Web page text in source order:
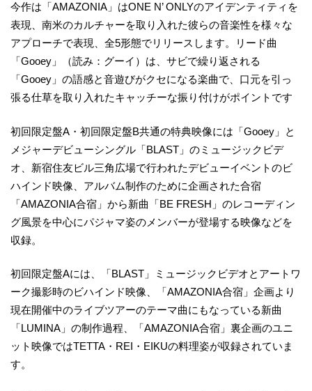
今作は「AMAZONIA」はONE N’ ONLYのアイデンティティを
表現、南米のカルチャーを取り入れた彼らの音楽性を様々な
アプローチで表現、全5形態でリリースします。リード曲
「Gooey」（読み：グーイ）は、サビで繰り返される
「Gooey」の語感と音遊びがクセになる楽曲で、口元を引っ
張る仕草を取り入れたキャッチーな振り付けがポイントです
初回限定盤A・初回限定盤B共通の特典映像には「Gooey」と
メジャーデビューシングル「BLAST」のミュージックビデ
オ、新宿住友ビル三角広場で行われたデビューイベントのビ
ハインド映像、アルバム制作のために企画された合宿
「AMAZONIA合宿」から新曲「BE FRESH」のレコーディン
グ風景を中心にパジャマ姿のメンバーが登場する映像などを
収録。
初回限定盤Aには、「BLAST」ミュージックビデオとアートワ
ーク撮影時のビハインド映像、「AMAZONIA合宿」企画より
現在開催中のライブツアーのテーマ曲にもなっている新曲
「LUMINA」の制作過程、「AMAZONIA合宿」裏企画のユニ
ット映像ではTETTA・REI・EIKUの料理姿が収録されていま
す。